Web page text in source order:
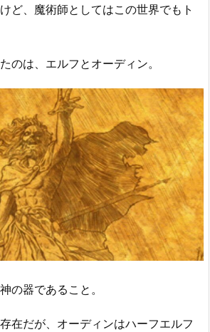
ど、魔術師としてはこの世界でもト
のは、エルフとオーディン。
の器であること。
在だが、オーディンはハーフエルフ